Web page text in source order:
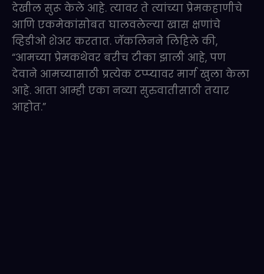
देखील सुरू केले आहे. त्यावर ते त्यांच्या प्रेमकहाणीचे
आणि एकमेकांसोबत घालवलेल्या खास क्षणांचे
व्हिडीओ शेअर करतात. जॅकलिनने लिहिले की,
“आमच्या प्रेमकथेवर बरीच टीका झाली आहे, पण
देवाने आमच्यासाठी प्रत्येक टप्प्यावर मार्ग खुला केला
आहे. आता आम्ही एका नव्या सुरुवातीसाठी तयार
आहोत.”